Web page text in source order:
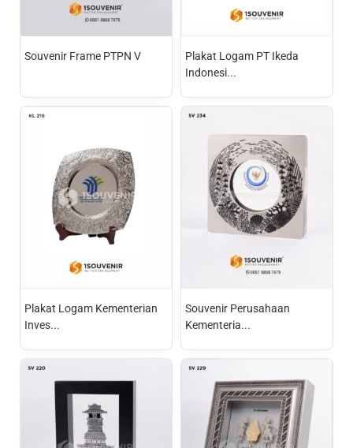
Souvenir Frame PTPN V
Plakat Logam PT Ikeda
Indonesi...
Plakat Logam Kementerian
Inves...
Souvenir Perusahaan
Kementeria...